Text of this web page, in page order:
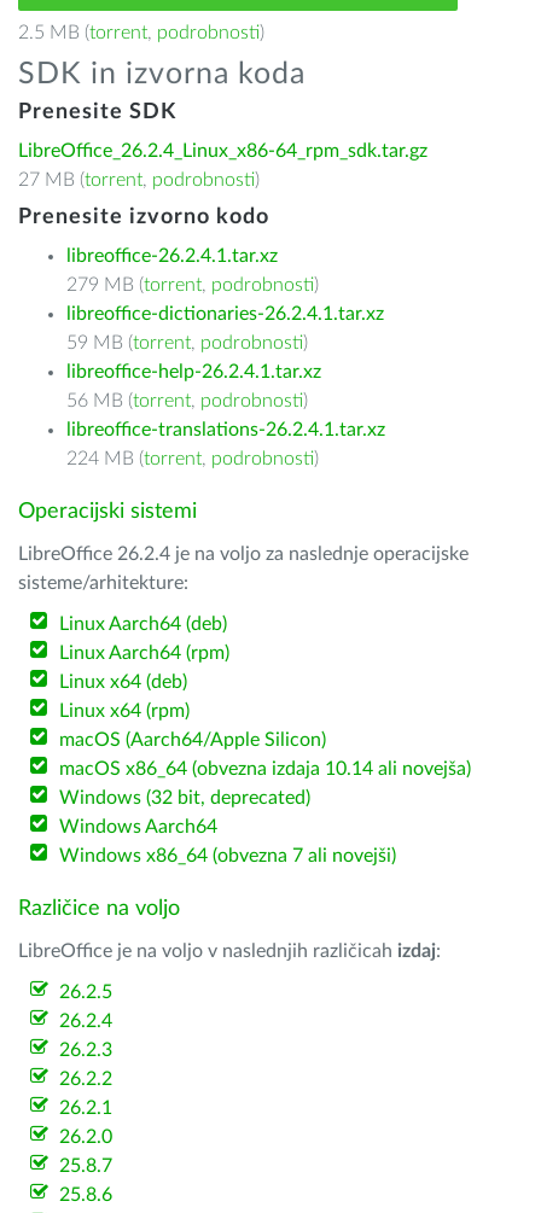
2.5 MB (torrent, podrobnosti)
SDK in izvorna koda
Prenesite SDK
LibreOffice_26.2.4_Linux_x86-64_rpm_sdk.tar.gz
27 MB (torrent, podrobnosti)
Prenesite izvorno kodo
libreoffice-26.2.4.1.tar.xz
279 MB (torrent, podrobnosti)
libreoffice-dictionaries-26.2.4.1.tar.xz
59 MB (torrent, podrobnosti)
libreoffice-help-26.2.4.1.tar.xz
56 MB (torrent, podrobnosti)
libreoffice-translations-26.2.4.1.tar.xz
224 MB (torrent, podrobnosti)
Operacijski sistemi
LibreOffice 26.2.4 je na voljo za naslednje operacijske
sisteme/arhitekture:
Linux Aarch64 (deb)
Linux Aarch64 (rpm)
Linux x64 (deb)
Linux x64 (rpm)
macOS (Aarch64/Apple Silicon)
macOS x86_64 (obvezna izdaja 10.14 ali novejša)
Windows (32 bit, deprecated)
Windows Aarch64
Windows x86_64 (obvezna 7 ali novejši)
Različice na voljo
LibreOffice je na voljo v naslednjih različicah izdaj:
26.2.5
26.2.4
26.2.3
26.2.2
26.2.1
26.2.0
25.8.7
25.8.6